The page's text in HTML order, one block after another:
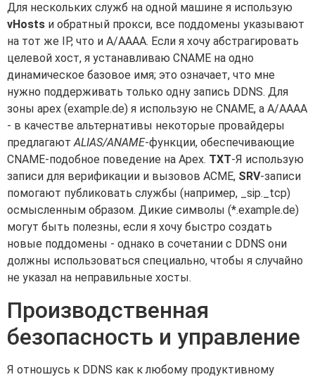
Для нескольких служб на одной машине я использую
vHosts и обратный прокси, все поддомены указывают
на тот же IP, что и A/AAAA. Если я хочу абстрагировать
целевой хост, я устанавливаю CNAME на одно
динамическое базовое имя; это означает, что мне
нужно поддерживать только одну запись DDNS. Для
зоны apex (example.de) я использую не CNAME, а A/AAAA
- в качестве альтернативы некоторые провайдеры
предлагаютALIAS/ANAME-функции, обеспечивающие
CNAME-подобное поведение на Apex. TXT-Я использую
записи для верификации и вызовов ACME, SRV-записи
помогают публиковать службы (например, _sip._tcp)
осмысленным образом. Дикие символы (*.example.de)
могут быть полезны, если я хочу быстро создать
новые поддомены - однако в сочетании с DDNS они
должны использоваться специально, чтобы я случайно
не указал на неправильные хосты.
Производственная
безопасность и управление
Я отношусь к DDNS как к любому продуктивному